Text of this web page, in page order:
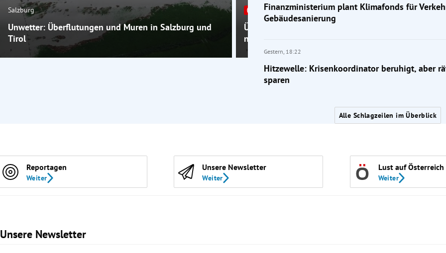
Salzburg
Unwetter: Überflutungen und Muren in Salzburg und
Tirol
Rekordhitze
Überflutungen und Muren in Salzburg und Tirol +
nächste Woche über 35 Grad
Finanzministerium plant Klimafonds für
Gebäudesanierung
Gestern, 18:22
Hitzewelle: Krisenkoordinator beruhigt, aber
sparen
Alle Schlagzeilen im Überblick
Reportagen
Weiter
Unsere Newsletter
Weiter
Lust auf Österreich
Weiter
Unsere Newsletter
Slide 1 von 3